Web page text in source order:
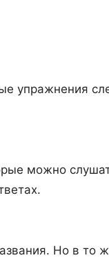
упражнения
можно
Но в то